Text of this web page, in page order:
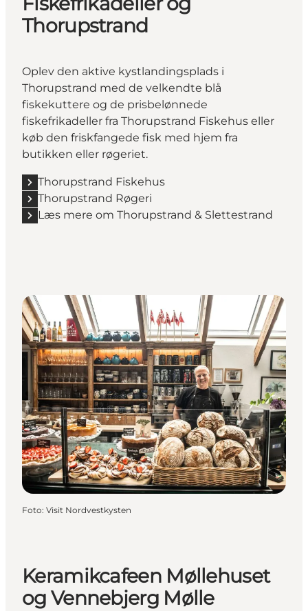
Thorupstrand
Oplev den aktive kystlandingsplads i
Thorupstrand med de velkendte blå
fiskekuttere og de prisbelønnede
fiskefrikadeller fra Thorupstrand Fiskehus eller
køb den friskfangede fisk med hjem fra
butikken eller røgeriet.
Thorupstrand Fiskehus
Thorupstrand Røgeri
Læs mere om Thorupstrand & Slettestrand
Foto: Visit Nordvestkysten
Keramikcafeen Møllehuset
og Vennebjerg Mølle